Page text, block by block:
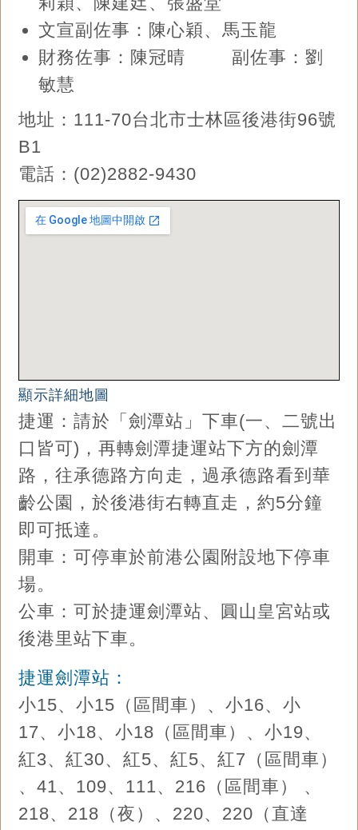
文宣副佐事：陳心穎、馬玉龍
財務佐事：陳冠晴 副佐事：劉
敏慧
地址：111-70台北市士林區後港街96號
B1
電話：(02)2882-9430
顯示詳細地圖
捷運：請於「劍潭站」下車(一、二號出
口皆可)，再轉劍潭捷運站下方的劍潭
路，往承德路方向走，過承德路看到華
齡公園，於後港街右轉直走，約5分鐘
即可抵達。
開車：可停車於前港公園附設地下停車
場。
公車：可於捷運劍潭站、圓山皇宮站或
後港里站下車。
捷運劍潭站：
小15、小15（區間車）、小16、小
17、小18、小18（區間車）、小19、
紅3、紅30、紅5、紅5、紅7（區間車）
、41、109、111、216（區間車） 、
218、218（夜）、220、220（直達